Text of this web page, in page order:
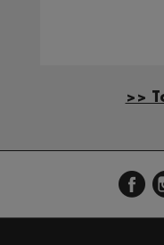
pour la
>>